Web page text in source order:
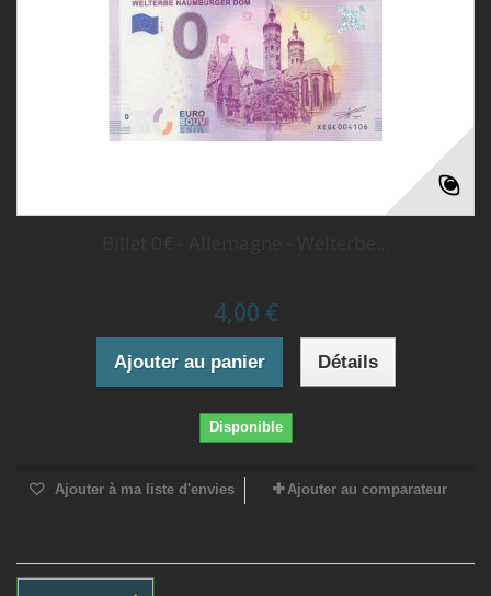
4,00 €
Ajouter au panier Détails
Disponible
Ajouter à ma liste d'envies Ajouter au comparateur